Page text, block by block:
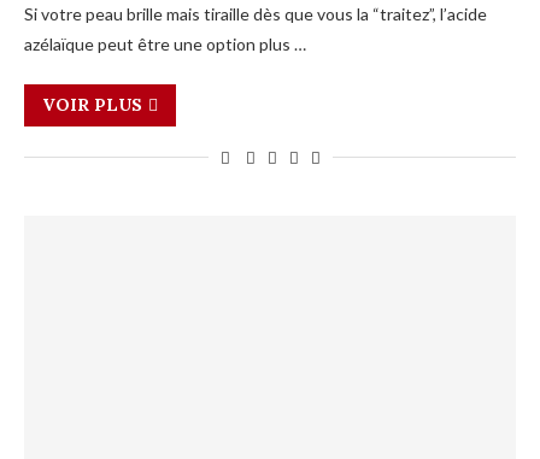
Si votre peau brille mais tiraille dès que vous la “traitez”, l’acide
azélaïque peut être une option plus …
VOIR PLUS